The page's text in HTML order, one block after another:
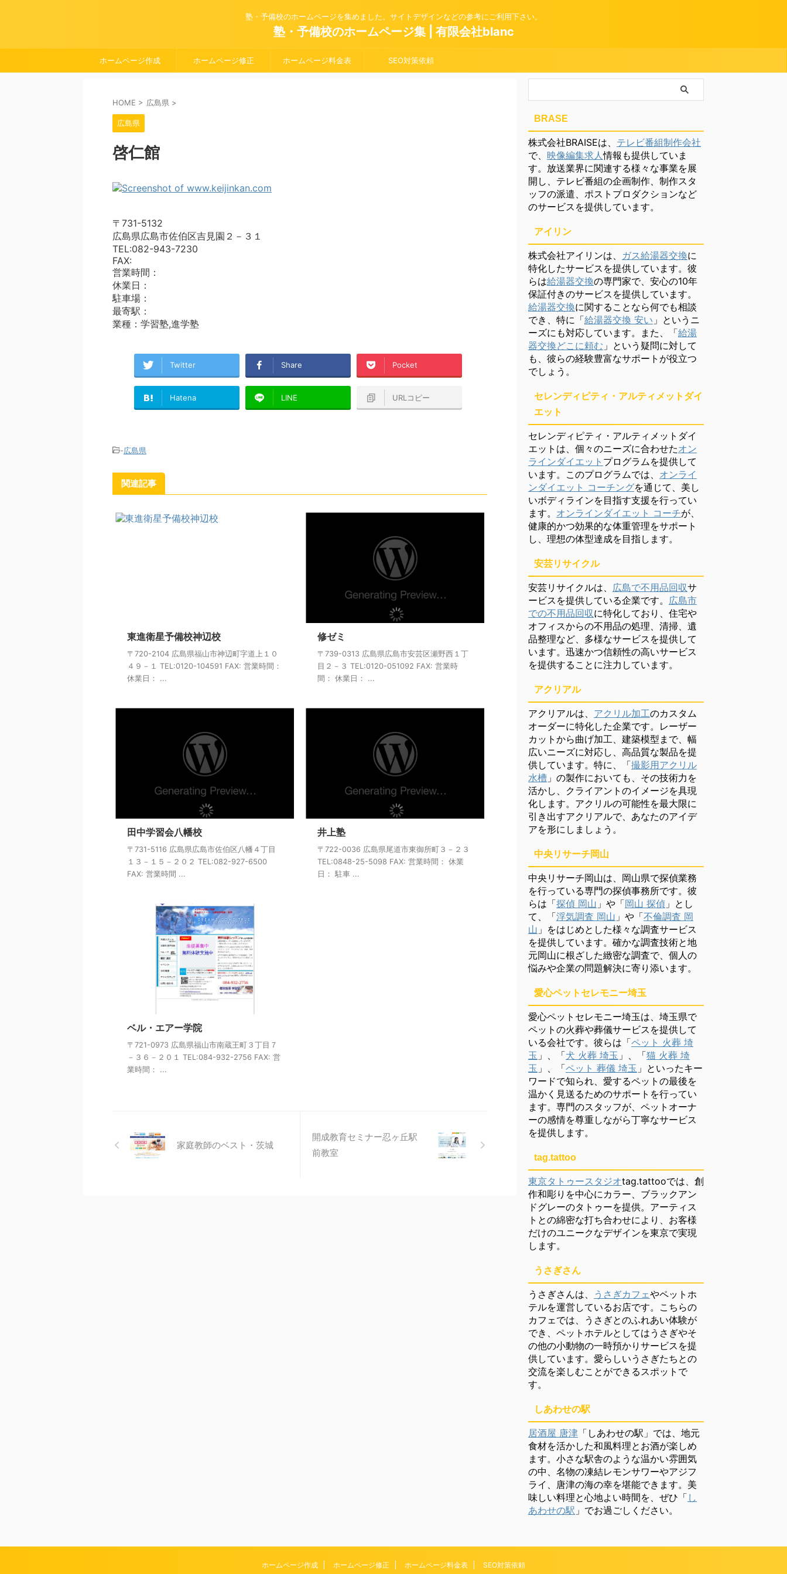
塾・予備校のホームページを集めました。サイトデザインなどの参考にご利用下さい。
塾・予備校のホームページ集 | 有限会社blanc
ホームページ作成 ホームページ修正 ホームページ料金表 SEO対策依頼
HOME > 広島県 >
広島県
啓仁館
〒731-5132
広島県広島市佐伯区吉見園２－３１
TEL:082-943-7230
FAX:
営業時間：
休業日：
駐車場：
最寄駅：
業種：学習塾,進学塾
Twitter Share Pocket
Hatena LINE URLコピー
-広島県
関連記事
東進衛星予備校神辺校
〒720-2104 広島県福山市神辺町字道上１０
４９－１ TEL:0120-104591 FAX: 営業時間：
休業日： ...
修ゼミ
〒739-0313 広島県広島市安芸区瀬野西１丁
目２－３ TEL:0120-051092 FAX: 営業時
間： 休業日： ...
田中学習会八幡校
〒731-5116 広島県広島市佐伯区八幡４丁目
１３－１５－２０２ TEL:082-927-6500
FAX: 営業時間 ...
井上塾
〒722-0036 広島県尾道市東御所町３－２３
TEL:0848-25-5098 FAX: 営業時間： 休業
日： 駐車 ...
ベル・エアー学院
〒721-0973 広島県福山市南蔵王町３丁目７
－３６－２０１ TEL:084-932-2756 FAX: 営
業時間： ...
家庭教師のベスト・茨城
開成教育セミナー忍ヶ丘駅
前教室
BRASE
株式会社BRAISEは、 テレビ番組制作会社
で、 映像編集求人情報も提供していま
す。放送業界に関連する様々な事業を展
開し、テレビ番組の企画制作、制作スタ
ッフの派遣、ポストプロダクションなど
のサービスを提供しています。
アイリン
株式会社アイリンは、 ガス給湯器交換に
特化したサービスを提供しています。彼
らは給湯器交換の専門家で、安心の10年
保証付きのサービスを提供しています。
給湯器交換に関することなら何でも相談
でき、特に「給湯器交換 安い 」というニ
ーズにも対応しています。また、「給湯
器交換どこに頼む 」という疑問に対して
も、彼らの経験豊富なサポートが役立つ
でしょう。
セレンディピティ・アルティメットダイ
エット
セレンディピティ・アルティメットダイ
エットは、個々のニーズに合わせたオン
ラインダイエット プログラムを提供して
います。このプログラムでは、 オンライ
ンダイエット コーチングを通じて、美し
いボディラインを目指す支援を行ってい
ます。 オンラインダイエット コーチが、
健康的かつ効果的な体重管理をサポート
し、理想の体型達成を目指します。
安芸リサイクル
安芸リサイクルは、 広島で不用品回収サ
ービスを提供している企業です。 広島市
での不用品回収に特化しており、住宅や
オフィスからの不用品の処理、清掃、遺
品整理など、多様なサービスを提供して
います。迅速かつ信頼性の高いサービス
を提供することに注力しています。
アクリアル
アクリアルは、 アクリル加工のカスタム
オーダーに特化した企業です。レーザー
カットから曲げ加工、建築模型まで、幅
広いニーズに対応し、高品質な製品を提
供しています。特に、「撮影用アクリル
水槽 」の製作においても、その技術力を
活かし、クライアントのイメージを具現
化します。アクリルの可能性を最大限に
引き出すアクリアルで、あなたのアイデ
アを形にしましょう。
中央リサーチ岡山
中央リサーチ岡山は、岡山県で探偵業務
を行っている専門の探偵事務所です。彼
らは「探偵 岡山 」や「岡山 探偵 」とし
て、「浮気調査 岡山 」や「不倫調査 岡
山 」をはじめとした様々な調査サービス
を提供しています。確かな調査技術と地
元岡山に根ざした緻密な調査で、個人の
悩みや企業の問題解決に寄り添います。
愛心ペットセレモニー埼玉
愛心ペットセレモニー埼玉は、埼玉県で
ペットの火葬や葬儀サービスを提供して
いる会社です。彼らは「ペット 火葬 埼
玉 」、「犬 火葬 埼玉 」、「猫 火葬 埼
玉 」、「ペット 葬儀 埼玉 」といったキー
ワードで知られ、愛するペットの最後を
温かく見送るためのサポートを行ってい
ます。専門のスタッフが、ペットオーナ
ーの感情を尊重しながら丁寧なサービス
を提供します。
tag.tattoo
東京タトゥースタジオtag.tattooでは、創
作和彫りを中心にカラー、ブラックアン
ドグレーのタトゥーを提供。アーティス
トとの綿密な打ち合わせにより、お客様
だけのユニークなデザインを東京で実現
します。
うさぎさん
うさぎさんは、 うさぎカフェやペットホ
テルを運営しているお店です。こちらの
カフェでは、うさぎとのふれあい体験が
でき、ペットホテルとしてはうさぎやそ
の他の小動物の一時預かりサービスを提
供しています。愛らしいうさぎたちとの
交流を楽しむことができるスポットで
す。
しあわせの駅
居酒屋 唐津 「しあわせの駅」では、地元
食材を活かした和風料理とお酒が楽しめ
ます。小さな駅舎のような温かい雰囲気
の中、名物の凍結レモンサワーやアジフ
ライ、唐津の海の幸を堪能できます。美
味しい料理と心地よい時間を、ぜひ「 し
あわせの駅 」でお過ごしください。
ホームページ作成 ホームページ修正 ホームページ料金表 SEO対策依頼